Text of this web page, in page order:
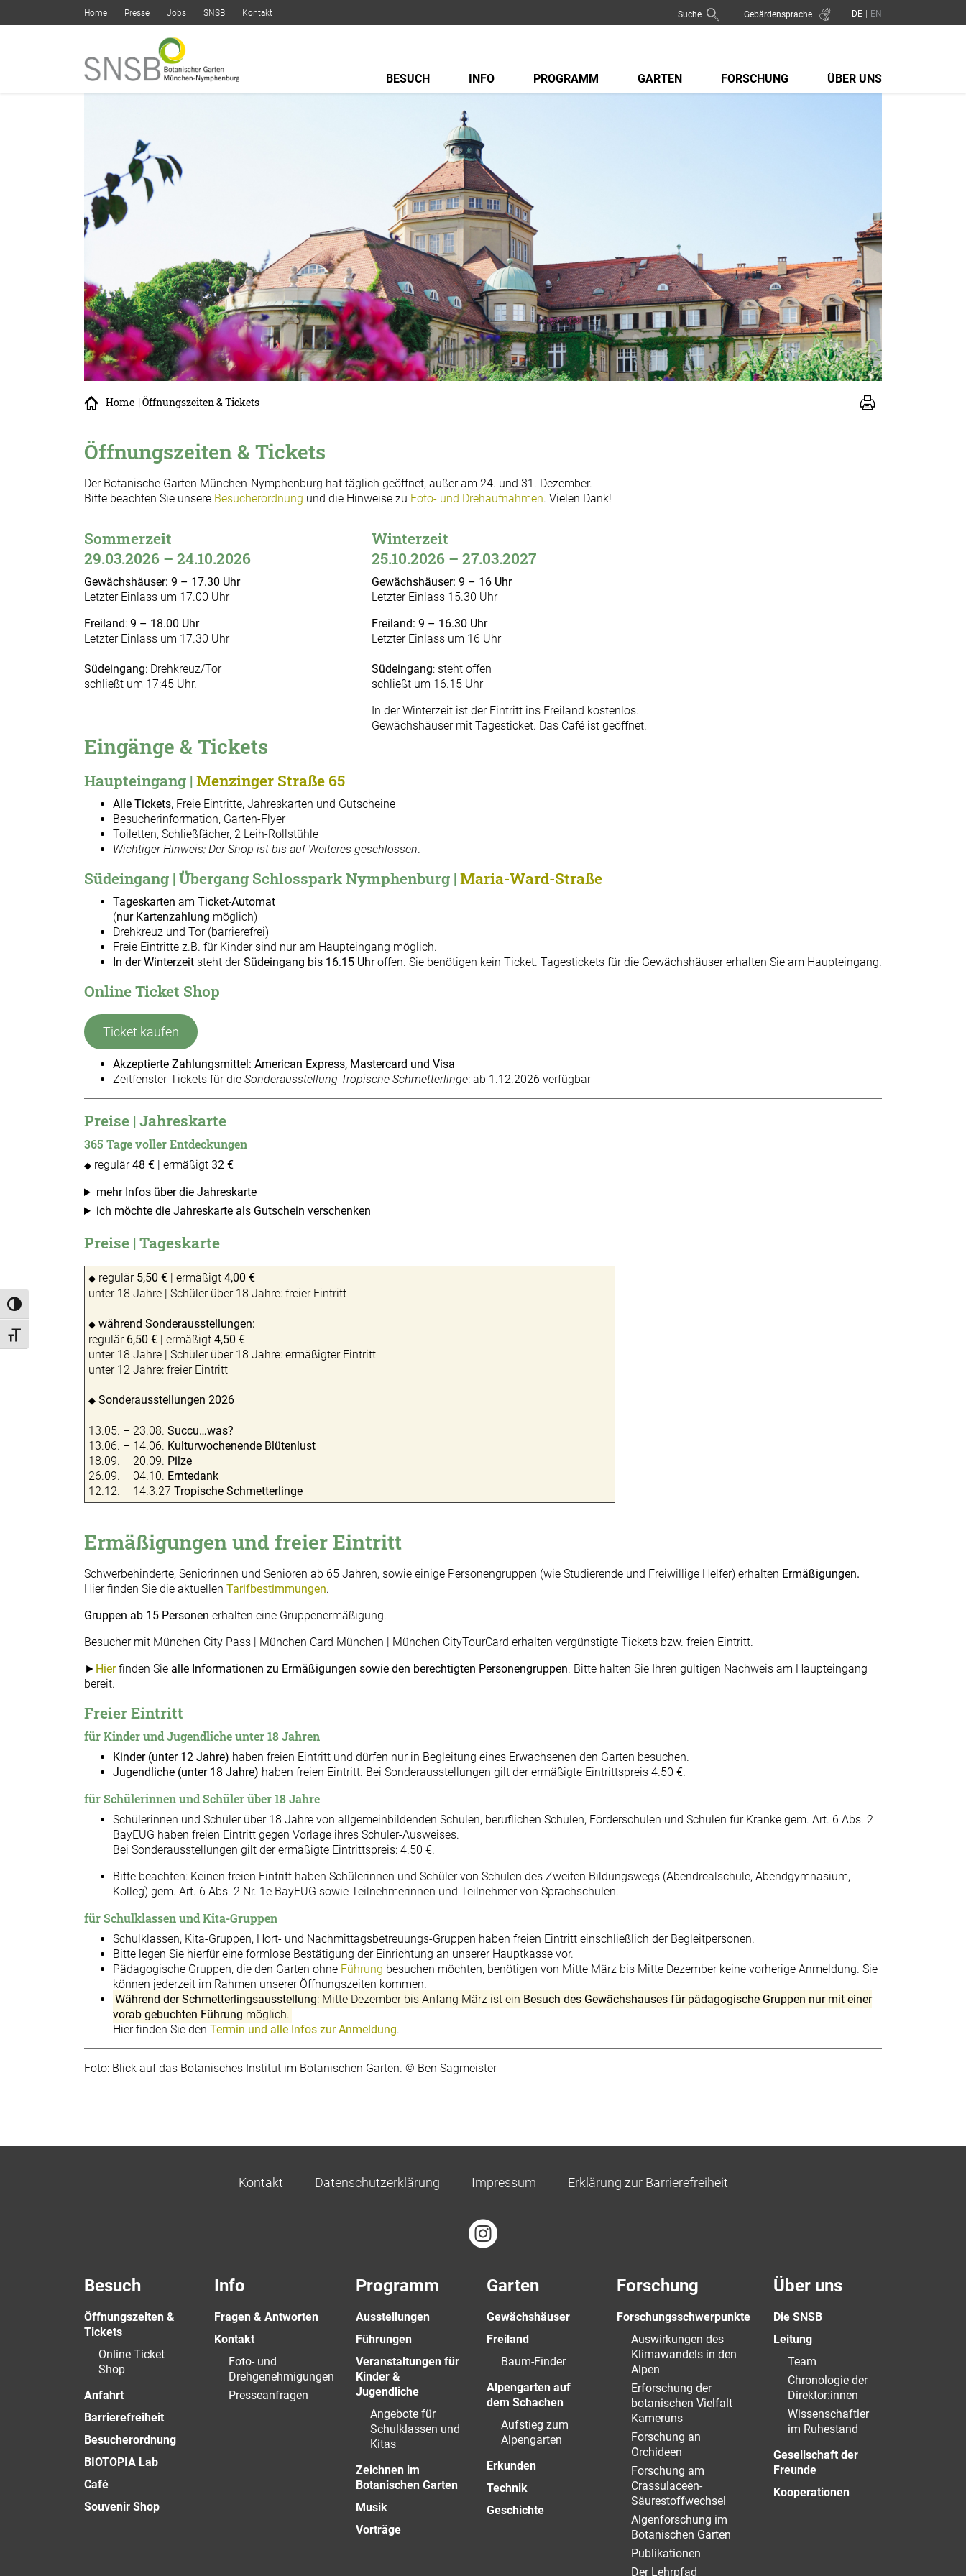
Umschalten auf hohe Kontraste
Schrift vergrößern
Home Presse Jobs SNSB Kontakt Suche Gebärdensprache
BESUCH INFO PROGRAMM GARTEN FORSCHUNG ÜBER UNS
Home | Öffnungszeiten & Tickets
Öffnungszeiten & Tickets
Der Botanische Garten München-Nymphenburg hat täglich geöffnet, außer am 24. und 31. Dezember.
Bitte beachten Sie unsere Besucherordnung und die Hinweise zu Foto- und Drehaufnahmen. Vielen Dank!
Sommerzeit
29.03.2026 – 24.10.2026
Gewächshäuser: 9 – 17.30 Uhr
Letzter Einlass um 17.00 Uhr
Freiland: 9 – 18.00 Uhr
Letzter Einlass um 17.30 Uhr
Südeingang: Drehkreuz/Tor
schließt um 17:45 Uhr.
Winterzeit
25.10.2026 – 27.03.2027
Gewächshäuser: 9 – 16 Uhr
Letzter Einlass 15.30 Uhr
Freiland: 9 – 16.30 Uhr
Letzter Einlass um 16 Uhr
Südeingang: steht offen
schließt um 16.15 Uhr
In der Winterzeit ist der Eintritt ins Freiland kostenlos.
Gewächshäuser mit Tagesticket. Das Café ist geöffnet.
Eingänge & Tickets
Haupteingang | Menzinger Straße 65
Alle Tickets, Freie Eintritte, Jahreskarten und Gutscheine
Besucherinformation, Garten-Flyer
Toiletten, Schließfächer, 2 Leih-Rollstühle
Wichtiger Hinweis: Der Shop ist bis auf Weiteres geschlossen.
Südeingang | Übergang Schlosspark Nymphenburg | Maria-Ward-Straße
Tageskarten am Ticket-Automat
(nur Kartenzahlung möglich)
Drehkreuz und Tor (barrierefrei)
Freie Eintritte z.B. für Kinder sind nur am Haupteingang möglich.
In der Winterzeit steht derSüdeingang bis 16.15 Uhroffen. Sie benötigen kein Ticket. Tagestickets für die Gewächshäuser erhalten Sie am Haupteingang.
Online Ticket Shop
Ticket kaufen
Akzeptierte Zahlungsmittel: American Express, Mastercard und Visa
Zeitfenster-Tickets für die Sonderausstellung Tropische Schmetterlinge: ab 1.12.2026 verfügbar
Preise | Jahreskarte
365 Tage voller Entdeckungen
◆ regulär48 € | ermäßigt 32 €
mehr Infos über die Jahreskarte
ich möchte die Jahreskarte als Gutschein verschenken
Preise | Tageskarte
◆ regulär 5,50 € | ermäßigt 4,00 €
unter 18 Jahre | Schüler über 18 Jahre: freier Eintritt
◆ während Sonderausstellungen:
regulär 6,50 € | ermäßigt 4,50 €
unter 18 Jahre | Schüler über 18 Jahre: ermäßigter Eintritt
unter 12 Jahre: freier Eintritt
◆ Sonderausstellungen 2026
13.05. – 23.08. Succu…was?
13.06. – 14.06. Kulturwochenende Blütenlust
18.09. – 20.09. Pilze
26.09. – 04.10. Erntedank
12.12. – 14.3.27 Tropische Schmetterlinge
Ermäßigungen und freier Eintritt
Schwerbehinderte, Seniorinnen und Senioren ab 65 Jahren, sowie einige Personengruppen (wie Studierende und Freiwillige Helfer) erhalten Ermäßigungen.
Hier finden Sie die aktuellen Tarifbestimmungen.
Gruppen ab 15 Personen erhalten eine Gruppenermäßigung.
Besucher mit München City Pass | München Card München | München CityTourCard erhalten vergünstigte Tickets bzw. freien Eintritt.
► Hierfinden Sie alle Informationen zu Ermäßigungen sowie den berechtigten Personengruppen. Bitte halten Sie Ihren gültigen Nachweis am Haupteingang
bereit.
Freier Eintritt
für Kinder und Jugendliche unter 18 Jahren
Kinder (unter 12 Jahre) haben freien Eintritt und dürfen nur in Begleitung eines Erwachsenen den Garten besuchen.
Jugendliche (unter 18 Jahre) haben freien Eintritt. Bei Sonderausstellungen gilt der ermäßigte Eintrittspreis 4.50 €.
für Schülerinnen und Schüler über 18 Jahre
Schülerinnen und Schüler über 18 Jahre von allgemeinbildenden Schulen, beruflichen Schulen, Förderschulen und Schulen für Kranke gem. Art. 6 Abs. 2
BayEUG haben freien Eintritt gegen Vorlage ihres Schüler-Ausweises.
Bei Sonderausstellungen gilt der ermäßigte Eintrittspreis: 4.50 €.
Bitte beachten: Keinen freien Eintritt haben Schülerinnen und Schüler von Schulen des Zweiten Bildungswegs (Abendrealschule, Abendgymnasium,
Kolleg) gem. Art. 6 Abs. 2 Nr. 1e BayEUG sowie Teilnehmerinnen und Teilnehmer von Sprachschulen.
für Schulklassen und Kita-Gruppen
Schulklassen, Kita-Gruppen, Hort- und Nachmittagsbetreuungs-Gruppen haben freien Eintritt einschließlich der Begleitpersonen.
Bitte legen Sie hierfür eine formlose Bestätigung der Einrichtung an unserer Hauptkasse vor.
Pädagogische Gruppen, die den Garten ohne Führung besuchen möchten, benötigen von Mitte März bis Mitte Dezember keine vorherige Anmeldung. Sie
können jederzeit im Rahmen unserer Öffnungszeiten kommen.
Während der Schmetterlingsausstellung: Mitte Dezember bis Anfang März ist ein Besuch des Gewächshauses für pädagogische Gruppen nur mit einer
vorab gebuchten Führung möglich.
Hier finden Sie den Termin und alle Infos zur Anmeldung.
Foto: Blick auf das Botanisches Institut im Botanischen Garten. © Ben Sagmeister
Kontakt Datenschutzerklärung Impressum Erklärung zur Barrierefreiheit
Besuch
Öffnungszeiten &
Tickets
Online Ticket
Shop
Anfahrt
Barrierefreiheit
Besucherordnung
BIOTOPIA Lab
Café
Souvenir Shop
Info
Fragen & Antworten
Kontakt
Foto- und
Drehgenehmigungen
Presseanfragen
Programm
Ausstellungen
Führungen
Veranstaltungen für
Kinder &
Jugendliche
Angebote für
Schulklassen und
Kitas
Zeichnen im
Botanischen Garten
Musik
Vorträge
Garten
Gewächshäuser
Freiland
Baum-Finder
Alpengarten auf
dem Schachen
Aufstieg zum
Alpengarten
Erkunden
Technik
Geschichte
Forschung
Forschungsschwerpunkte
Auswirkungen des
Klimawandels in den
Alpen
Erforschung der
botanischen Vielfalt
Kameruns
Forschung an
Orchideen
Forschung am
Crassulaceen-
Säurestoffwechsel
Algenforschung im
Botanischen Garten
Publikationen
Der Lehrpfad
Über uns
Die SNSB
Leitung
Team
Chronologie der
Direktor:innen
Wissenschaftler
im Ruhestand
Gesellschaft der
Freunde
Kooperationen